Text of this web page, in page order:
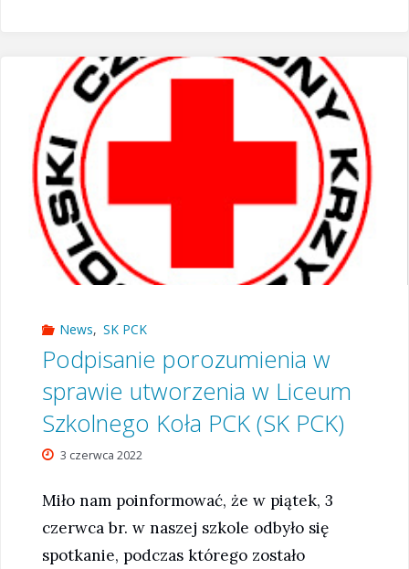
przedstawicieli
SK
w
IV
Gali
Krwiodawstwa"
News, SK PCK
Podpisanie porozumienia w
sprawie utworzenia w Liceum
Szkolnego Koła PCK (SK PCK)
3 czerwca 2022
Miło nam poinformować, że w piątek, 3
czerwca br. w naszej szkole odbyło się
spotkanie, podczas którego zostało